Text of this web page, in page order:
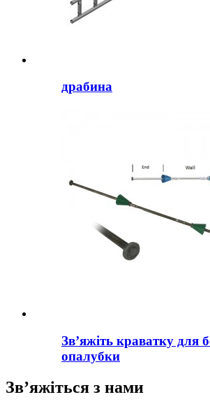
драбина
Зв’яжіть краватку для
опалубки
Зв’яжіться з нами